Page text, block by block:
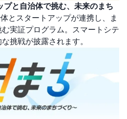
プと自治体で挑む、未来のまち
とスタートアップが連携し、ま
実証プログラム。スマートシテ
挑戦が披露されます。